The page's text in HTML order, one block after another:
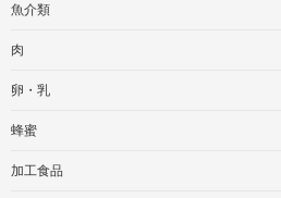
魚介類
肉
卵・乳
蜂蜜
加工食品